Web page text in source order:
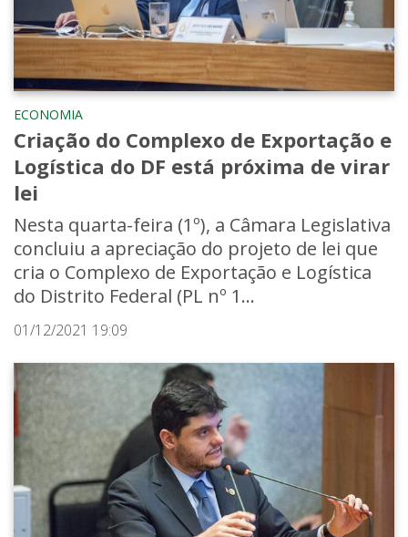
ECONOMIA
Criação do Complexo de Exportação e
Logística do DF está próxima de virar
lei
Nesta quarta-feira (1º), a Câmara Legislativa
concluiu a apreciação do projeto de lei que
cria o Complexo de Exportação e Logística
do Distrito Federal (PL nº 1...
01/12/2021 19:09